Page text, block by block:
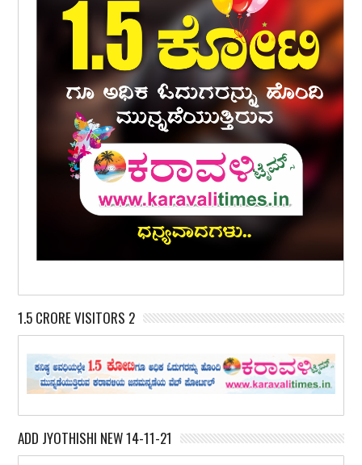
1.5 CRORE VISITORS 2
ADD JYOTHISHI NEW 14-11-21